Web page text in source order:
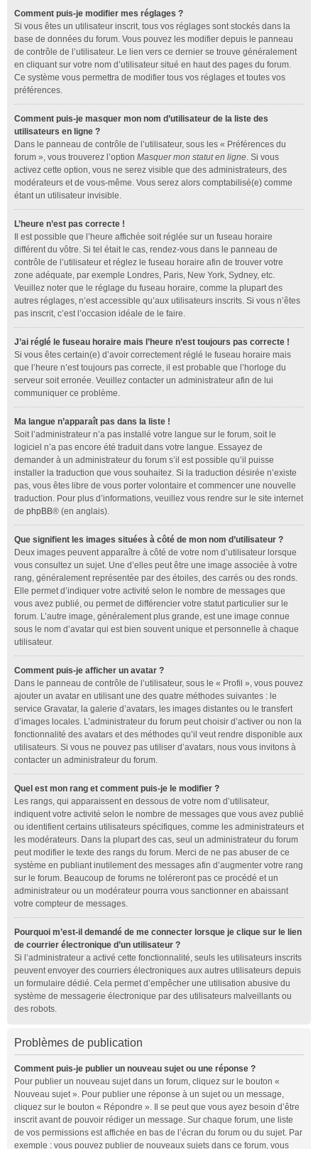
Comment puis-je modifier mes réglages ?
Si vous êtes un utilisateur inscrit, tous vos réglages sont stockés dans la
base de données du forum. Vous pouvez les modifier depuis le panneau
de contrôle de l’utilisateur. Le lien vers ce dernier se trouve généralement
en cliquant sur votre nom d’utilisateur situé en haut des pages du forum.
Ce système vous permettra de modifier tous vos réglages et toutes vos
préférences.
Comment puis-je masquer mon nom d’utilisateur de la liste des
utilisateurs en ligne ?
Dans le panneau de contrôle de l’utilisateur, sous les « Préférences du
forum », vous trouverez l’option Masquer mon statut en ligne. Si vous
activez cette option, vous ne serez visible que des administrateurs, des
modérateurs et de vous-même. Vous serez alors comptabilisé(e) comme
étant un utilisateur invisible.
L’heure n’est pas correcte !
Il est possible que l’heure affichée soit réglée sur un fuseau horaire
différent du vôtre. Si tel était le cas, rendez-vous dans le panneau de
contrôle de l’utilisateur et réglez le fuseau horaire afin de trouver votre
zone adéquate, par exemple Londres, Paris, New York, Sydney, etc.
Veuillez noter que le réglage du fuseau horaire, comme la plupart des
autres réglages, n’est accessible qu’aux utilisateurs inscrits. Si vous n’êtes
pas inscrit, c’est l’occasion idéale de le faire.
J’ai réglé le fuseau horaire mais l’heure n’est toujours pas correcte !
Si vous êtes certain(e) d’avoir correctement réglé le fuseau horaire mais
que l’heure n’est toujours pas correcte, il est probable que l’horloge du
serveur soit erronée. Veuillez contacter un administrateur afin de lui
communiquer ce problème.
Ma langue n’apparaît pas dans la liste !
Soit l’administrateur n’a pas installé votre langue sur le forum, soit le
logiciel n’a pas encore été traduit dans votre langue. Essayez de
demander à un administrateur du forum s’il est possible qu’il puisse
installer la traduction que vous souhaitez. Si la traduction désirée n’existe
pas, vous êtes libre de vous porter volontaire et commencer une nouvelle
traduction. Pour plus d’informations, veuillez vous rendre sur le site internet
de phpBB® (en anglais).
Que signifient les images situées à côté de mon nom d’utilisateur ?
Deux images peuvent apparaître à côté de votre nom d’utilisateur lorsque
vous consultez un sujet. Une d’elles peut être une image associée à votre
rang, généralement représentée par des étoiles, des carrés ou des ronds.
Elle permet d’indiquer votre activité selon le nombre de messages que
vous avez publié, ou permet de différencier votre statut particulier sur le
forum. L’autre image, généralement plus grande, est une image connue
sous le nom d’avatar qui est bien souvent unique et personnelle à chaque
utilisateur.
Comment puis-je afficher un avatar ?
Dans le panneau de contrôle de l’utilisateur, sous le « Profil », vous pouvez
ajouter un avatar en utilisant une des quatre méthodes suivantes : le
service Gravatar, la galerie d’avatars, les images distantes ou le transfert
d’images locales. L’administrateur du forum peut choisir d’activer ou non la
fonctionnalité des avatars et des méthodes qu’il veut rendre disponible aux
utilisateurs. Si vous ne pouvez pas utiliser d’avatars, nous vous invitons à
contacter un administrateur du forum.
Quel est mon rang et comment puis-je le modifier ?
Les rangs, qui apparaissent en dessous de votre nom d’utilisateur,
indiquent votre activité selon le nombre de messages que vous avez publié
ou identifient certains utilisateurs spécifiques, comme les administrateurs et
les modérateurs. Dans la plupart des cas, seul un administrateur du forum
peut modifier le texte des rangs du forum. Merci de ne pas abuser de ce
système en publiant inutilement des messages afin d’augmenter votre rang
sur le forum. Beaucoup de forums ne toléreront pas ce procédé et un
administrateur ou un modérateur pourra vous sanctionner en abaissant
votre compteur de messages.
Pourquoi m’est-il demandé de me connecter lorsque je clique sur le lien
de courrier électronique d’un utilisateur ?
Si l’administrateur a activé cette fonctionnalité, seuls les utilisateurs inscrits
peuvent envoyer des courriers électroniques aux autres utilisateurs depuis
un formulaire dédié. Cela permet d’empêcher une utilisation abusive du
système de messagerie électronique par des utilisateurs malveillants ou
des robots.
Problèmes de publication
Comment puis-je publier un nouveau sujet ou une réponse ?
Pour publier un nouveau sujet dans un forum, cliquez sur le bouton «
Nouveau sujet ». Pour publier une réponse à un sujet ou un message,
cliquez sur le bouton « Répondre ». Il se peut que vous ayez besoin d’être
inscrit avant de pouvoir rédiger un message. Sur chaque forum, une liste
de vos permissions est affichée en bas de l’écran du forum ou du sujet. Par
exemple : vous pouvez publier de nouveaux sujets dans ce forum, vous